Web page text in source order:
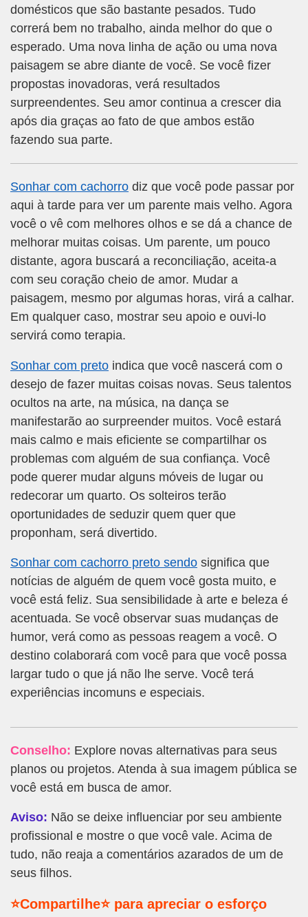
domésticos que são bastante pesados. Tudo
correrá bem no trabalho, ainda melhor do que o
esperado. Uma nova linha de ação ou uma nova
paisagem se abre diante de você. Se você fizer
propostas inovadoras, verá resultados
surpreendentes. Seu amor continua a crescer dia
após dia graças ao fato de que ambos estão
fazendo sua parte.
Sonhar com cachorro diz que você pode passar por
aqui à tarde para ver um parente mais velho. Agora
você o vê com melhores olhos e se dá a chance de
melhorar muitas coisas. Um parente, um pouco
distante, agora buscará a reconciliação, aceita-a
com seu coração cheio de amor. Mudar a
paisagem, mesmo por algumas horas, virá a calhar.
Em qualquer caso, mostrar seu apoio e ouvi-lo
servirá como terapia.
Sonhar com preto indica que você nascerá com o
desejo de fazer muitas coisas novas. Seus talentos
ocultos na arte, na música, na dança se
manifestarão ao surpreender muitos. Você estará
mais calmo e mais eficiente se compartilhar os
problemas com alguém de sua confiança. Você
pode querer mudar alguns móveis de lugar ou
redecorar um quarto. Os solteiros terão
oportunidades de seduzir quem quer que
proponham, será divertido.
Sonhar com cachorro preto sendo significa que
notícias de alguém de quem você gosta muito, e
você está feliz. Sua sensibilidade à arte e beleza é
acentuada. Se você observar suas mudanças de
humor, verá como as pessoas reagem a você. O
destino colaborará com você para que você possa
largar tudo o que já não lhe serve. Você terá
experiências incomuns e especiais.
Conselho: Explore novas alternativas para seus
planos ou projetos. Atenda à sua imagem pública se
você está em busca de amor.
Aviso: Não se deixe influenciar por seu ambiente
profissional e mostre o que você vale. Acima de
tudo, não reaja a comentários azarados de um de
seus filhos.
⭐Compartilhe⭐ para apreciar o esforço